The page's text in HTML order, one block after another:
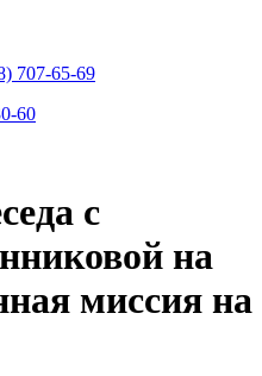
707-65-69
60
с
на
миссия на